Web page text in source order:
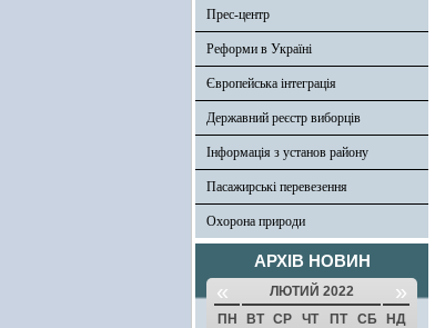
Прес-центр
Реформи в Україні
Європейська інтеграція
Державний реєстр виборців
Інформація з установ району
Пасажирські перевезення
Охорона природи
АРХІВ НОВИН
« ЛЮТИЙ 2022 »
ПН ВТ СР ЧТ ПТ СБ
НД